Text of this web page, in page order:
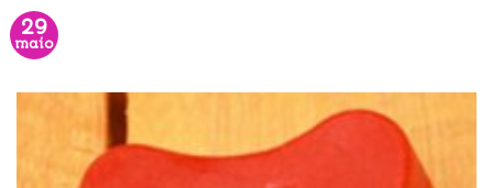
29
maio